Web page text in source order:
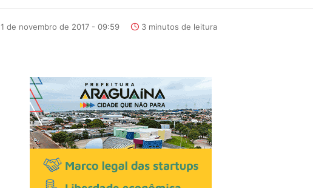
1 de novembro de 2017 - 09:59 3 minutos de leitura